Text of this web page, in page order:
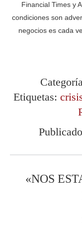
Financial Times y
condiciones son
negocios es cada
Etiquetas:
«NOS